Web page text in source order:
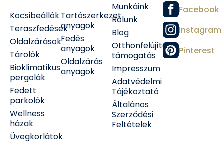
Kocsibeállók
Teraszfedések
Oldalzárások
Tárolók
Bioklimatikus
pergolák
Fedett
parkolók
Wellness
házak
Üvegkorlátok
Tartószerkezet
anyagok
Fedés
anyagok
Oldalzárás
anyagok
Munkáink
Rólunk
Blog
Otthonfelújítási
támogatás
Impresszum
Adatvédelmi
Tájékoztató
Általános
Szerződési
Feltételek
Facebook
Instagram
Pinterest